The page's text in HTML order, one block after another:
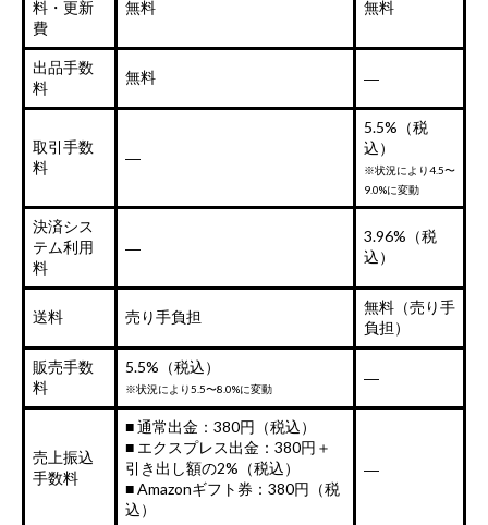
料・更新
費
無料 無料
出品手数
料
無料 ―
取引手数
料
―
5.5%（税
込）
※状況により4.5〜
9.0%に変動
決済シス
テム利用
料
―
3.96%（税
込）
送料 売り手負担
無料（売り手
負担）
販売手数
料
5.5%（税込）
※状況により5.5〜8.0%に変動
―
売上振込
手数料
■ 通常出金：380円（税込）
■ エクスプレス出金：380円＋
引き出し額の2%（税込）
■ Amazonギフト券：380円（税
込）
―